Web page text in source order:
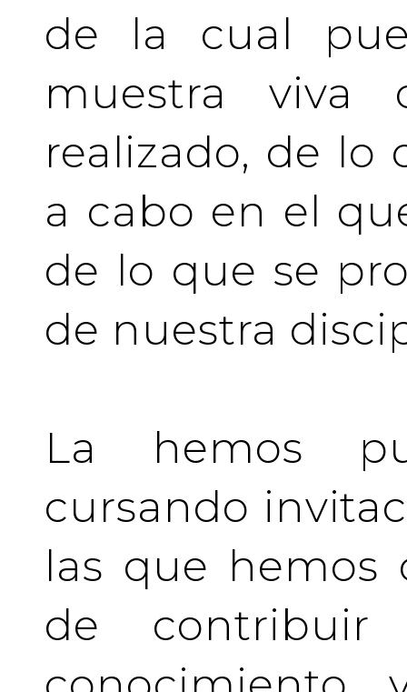
de la cual
muestra
realizado, de lo
a cabo en el
de lo que se
de nuestra
La hemos
cursando
las que hemos
de contribuir